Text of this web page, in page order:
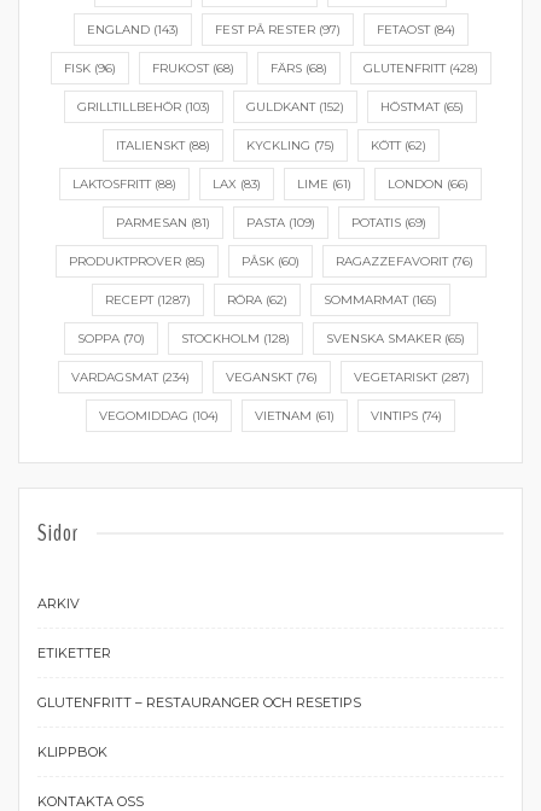
ENGLAND(143) FEST PÅ RESTER(97) FETAOST(84)
FISK(96) FRUKOST(68) FÄRS(68) GLUTENFRITT(428)
GRILLTILLBEHÖR (103) GULDKANT(152) HÖSTMAT(65)
ITALIENSKT(88) KYCKLING (75) KÖTT(62)
LAKTOSFRITT(88) LAX (83) LIME (61) LONDON (66)
PARMESAN (81) PASTA(109) POTATIS(69)
PRODUKTPROVER(85) PÅSK(60) RAGAZZEFAVORIT(76)
RECEPT(1287) RÖRA(62) SOMMARMAT(165)
SOPPA(70) STOCKHOLM (128) SVENSKA SMAKER(65)
VARDAGSMAT(234) VEGANSKT(76) VEGETARISKT(287)
VEGOMIDDAG (104) VIETNAM (61) VINTIPS (74)
Sidor
ARKIV
ETIKETTER
GLUTENFRITT – RESTAURANGER OCH RESETIPS
KLIPPBOK
KONTAKTA OSS